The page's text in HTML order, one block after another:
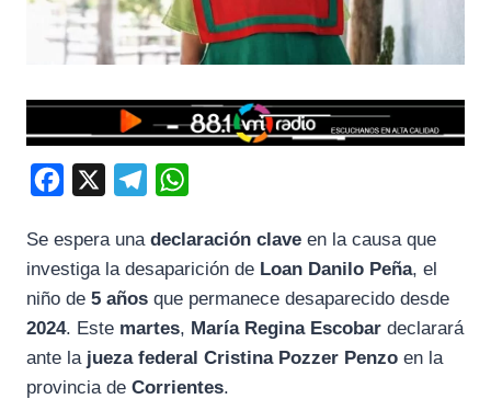
c
e
b
o
l
e
g
a
t
s
Se espera una declaración clave en la causa que
investiga la desaparición de Loan Danilo Peña, el
niño de 5 años que permanece desaparecido desde
2024. Este martes, María Regina Escobar declarará
ante la jueza federal Cristina Pozzer Penzo en la
provincia de Corrientes.